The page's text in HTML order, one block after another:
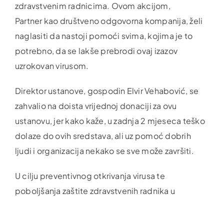
zdravstvenim radnicima. Ovom akcijom,
Partner kao društveno odgovorna kompanija, želi
naglasiti da nastoji pomoći svima, kojima je to
potrebno, da se lakše prebrodi ovaj izazov
uzrokovan virusom.
Direktor ustanove, gospodin Elvir Vehabović, se
zahvalio na doista vrijednoj donaciji za ovu
ustanovu, jer kako kaže, u zadnja 2 mjeseca teško
dolaze do ovih sredstava, ali uz pomoć dobrih
ljudi i organizacija nekako se sve može završiti.
U cilju preventivnog otkrivanja virusa te
poboljšanja zaštite zdravstvenih radnika u